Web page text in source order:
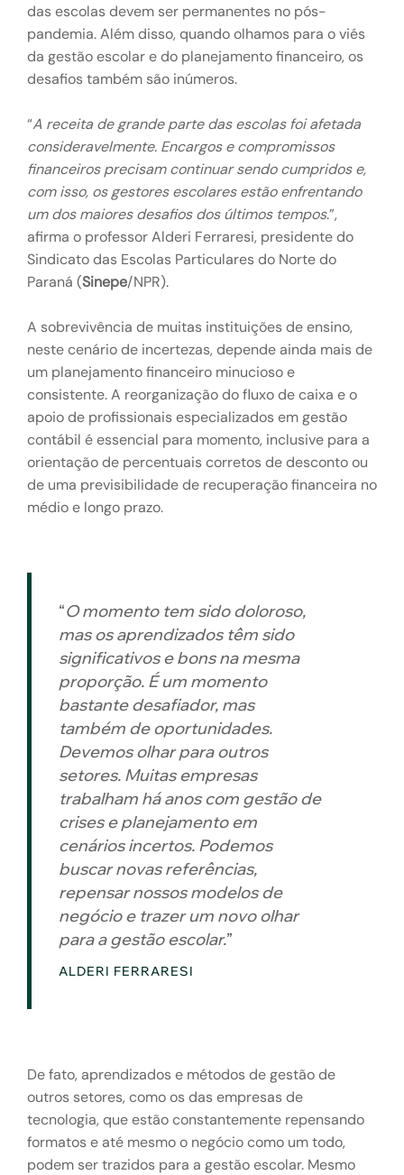
das escolas devem ser permanentes no pós-
pandemia. Além disso, quando olhamos para o viés
da gestão escolar e do planejamento financeiro, os
desafios também são inúmeros.
“A receita de grande parte das escolas foi afetada
consideravelmente. Encargos e compromissos
financeiros precisam continuar sendo cumpridos e,
com isso, os gestores escolares estão enfrentando
um dos maiores desafios dos últimos tempos.”,
afirma o professor Alderi Ferraresi, presidente do
Sindicato das Escolas Particulares do Norte do
Paraná (Sinepe/NPR).
A sobrevivência de muitas instituições de ensino,
neste cenário de incertezas, depende ainda mais de
um planejamento financeiro minucioso e
consistente. A reorganização do fluxo de caixa e o
apoio de profissionais especializados em gestão
contábil é essencial para momento, inclusive para a
orientação de percentuais corretos de desconto ou
de uma previsibilidade de recuperação financeira no
médio e longo prazo.
“O momento tem sido doloroso,
mas os aprendizados têm sido
significativos e bons na mesma
proporção. É um momento
bastante desafiador, mas
também de oportunidades.
Devemos olhar para outros
setores. Muitas empresas
trabalham há anos com gestão de
crises e planejamento em
cenários incertos. Podemos
buscar novas referências,
repensar nossos modelos de
negócio e trazer um novo olhar
para a gestão escolar.”
ALDERI FERRARESI
De fato, aprendizados e métodos de gestão de
outros setores, como os das empresas de
tecnologia, que estão constantemente repensando
formatos e até mesmo o negócio como um todo,
podem ser trazidos para a gestão escolar. Mesmo